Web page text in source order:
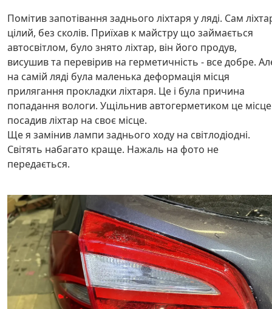
Помітив запотівання заднього ліхтаря у ляді. Сам
цілий, без сколів. Приїхав к майстру що займається
автосвітлом, було знято ліхтар, він його продув,
висушив та перевірив на герметичність - все добре.
на самій ляді була маленька деформація місця
прилягання прокладки ліхтаря. Це і була причина
попадання вологи. Ущільнив автогерметиком це місце
посадив ліхтар на своє місце.
Ще я замінив лампи заднього ходу на світлодіодні.
Світять набагато краще. Нажаль на фото не
передається.